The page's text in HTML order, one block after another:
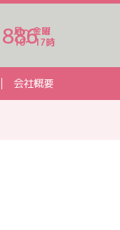
月～金曜
10～17時
会社概要